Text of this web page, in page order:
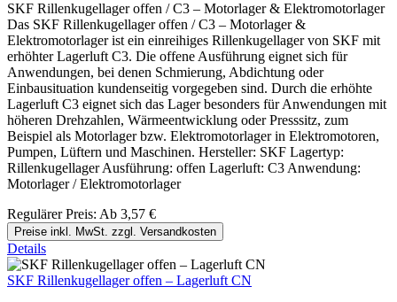
SKF Rillenkugellager offen / C3 – Motorlager & Elektromotorlager
Das SKF Rillenkugellager offen / C3 – Motorlager &
Elektromotorlager ist ein einreihiges Rillenkugellager von SKF mit
erhöhter Lagerluft C3. Die offene Ausführung eignet sich für
Anwendungen, bei denen Schmierung, Abdichtung oder
Einbausituation kundenseitig vorgegeben sind. Durch die erhöhte
Lagerluft C3 eignet sich das Lager besonders für Anwendungen mit
höheren Drehzahlen, Wärmeentwicklung oder Presssitz, zum
Beispiel als Motorlager bzw. Elektromotorlager in Elektromotoren,
Pumpen, Lüftern und Maschinen. Hersteller: SKF Lagertyp:
Rillenkugellager Ausführung: offen Lagerluft: C3 Anwendung:
Motorlager / Elektromotorlager
Regulärer Preis: Ab 3,57 €
Preise inkl. MwSt. zzgl. Versandkosten
Details
SKF Rillenkugellager offen – Lagerluft CN